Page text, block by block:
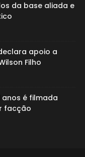
da base aliada e
apoio a
Filho
anos é filmada
facção